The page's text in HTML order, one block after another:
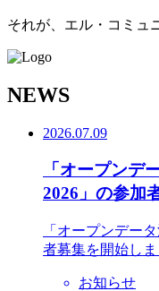
それが、エル・コミュ
NEWS
2026.07.09
「オープンデ
2026」の参加
「オープンデー
者募集を開始しま
お知らせ